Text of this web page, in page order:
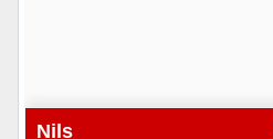
Nils